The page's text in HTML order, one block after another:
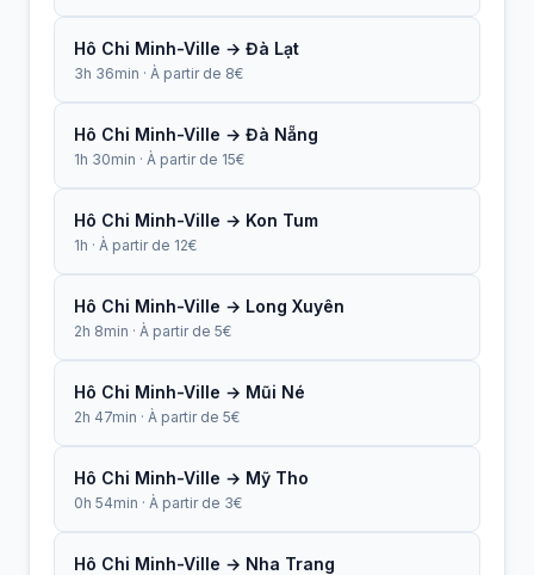
Hô Chi Minh-Ville → Đà Lạt
3h 36min · À partir de 8€
Hô Chi Minh-Ville → Đà Nẵng
1h 30min · À partir de 15€
Hô Chi Minh-Ville → Kon Tum
1h · À partir de 12€
Hô Chi Minh-Ville → Long Xuyên
2h 8min · À partir de 5€
Hô Chi Minh-Ville → Mũi Né
2h 47min · À partir de 5€
Hô Chi Minh-Ville → Mỹ Tho
0h 54min · À partir de 3€
Hô Chi Minh-Ville → Nha Trang